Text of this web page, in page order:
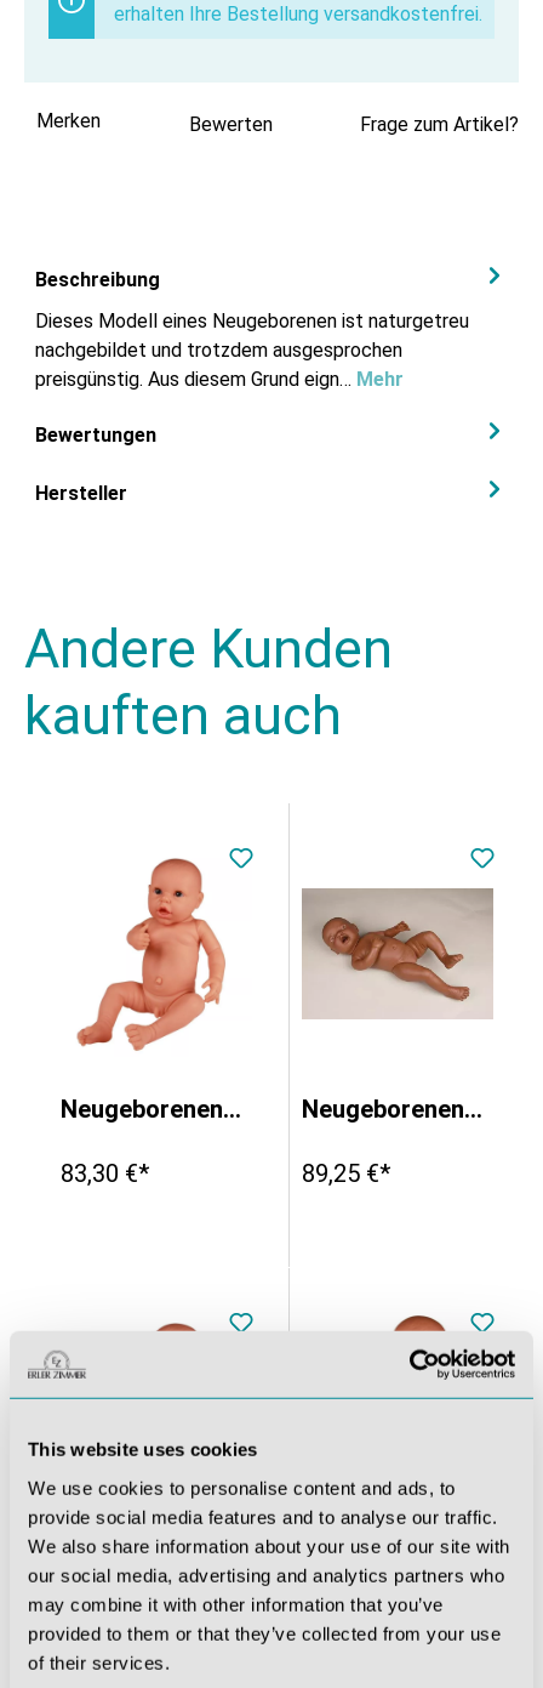
This website uses cookies
We use cookies to personalise content and ads, to
provide social media features and to analyse our traffic.
We also share information about your use of our site with
our social media, advertising and analytics partners who
may combine it with other information that you’ve
provided to them or that they’ve collected from your use
of their services.
erhalten Ihre Bestellung versandkostenfrei.
Merken Bewerten Frage zum Artikel?
Beschreibung
Dieses Modell eines Neugeborenen ist naturgetreu
nachgebildet und trotzdem ausgesprochen
preisgünstig. Aus diesem Grund eign… Mehr
Bewertungen
Hersteller
Andere Kunden
kauften auch
Neugeborenenpuppe für Wickelübungen, männlich
83,30 €*
Neugeborenenpuppe für Wickelübungen, weiblich, dunkel
89,25 €*
Neugeborenenpuppe für Wickelübungen, männlich
83,30 €*
Neugeborenenpuppe für Wickelübungen, weiblich
83,30 €*